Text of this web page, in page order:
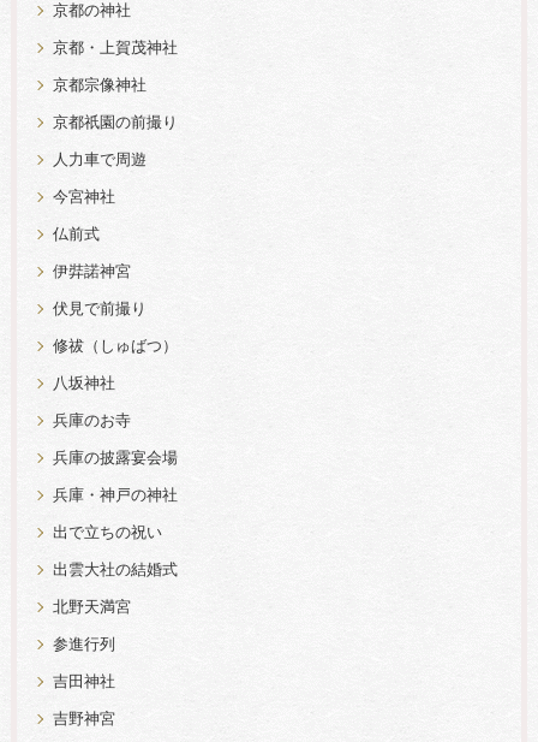
京都の神社
京都・上賀茂神社
京都宗像神社
京都祇園の前撮り
人力車で周遊
今宮神社
仏前式
伊弉諾神宮
伏見で前撮り
修祓（しゅばつ）
八坂神社
兵庫のお寺
兵庫の披露宴会場
兵庫・神戸の神社
出で立ちの祝い
出雲大社の結婚式
北野天満宮
参進行列
吉田神社
吉野神宮